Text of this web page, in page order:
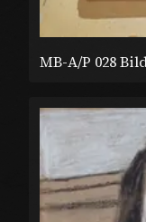
MB-A/P 028